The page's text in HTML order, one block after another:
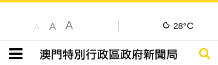
A A A 28°C
搜尋